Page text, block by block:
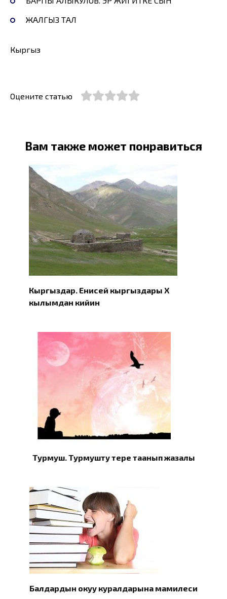
ЖАЛГЫЗ ТАЛ
Кыргыз
Оцените статью
Вам также может понравиться
Кыргыздар. Eнисей кыргыздары X
кылымдан кийин
Турмуш. Турмушту терең таанып жазалы
Балдардын окуу куралдарына мамилеси